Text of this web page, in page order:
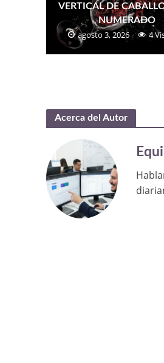
VERTICAL DE
NUMERADO
agosto 3, 2026 4
Acerca del Autor